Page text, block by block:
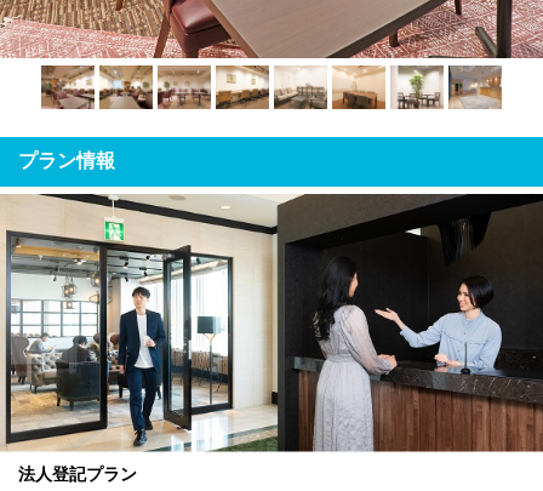
プラン情報
法人登記プラン